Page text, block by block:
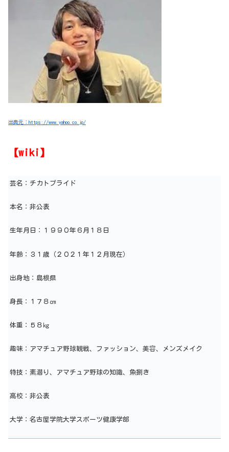
出典元：https://www.yahoo.co.jp/
【wiki】
芸名：チカトプライド
本名：非公表
生年月日：１９９０年６月１８日
年齢：３１歳（２０２１年１２月現在）
出身地：島根県
身長：１７８㎝
体重：５８㎏
趣味：アマチュア野球観戦、ファッション、美容、メンズメイク
特技：素潜り、アマチュア野球の知識、魚捌き
高校：非公表
大学：名古屋学院大学スポーツ健康学部